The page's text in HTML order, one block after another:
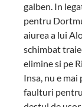
galben. In
pentru
aiurea a lui
schimbat
elimine si pe
Insa, nu e
faulturi